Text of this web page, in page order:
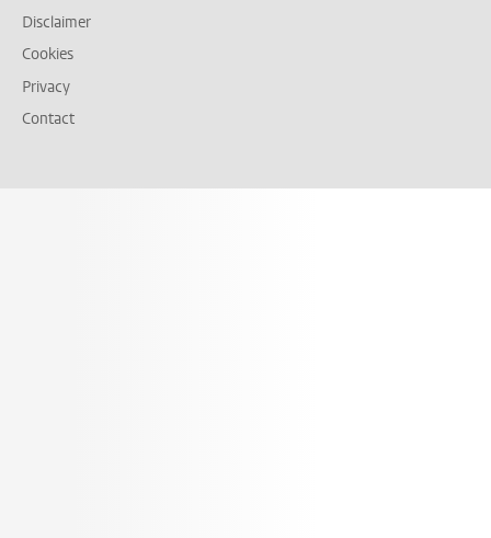
Disclaimer
Cookies
Privacy
Contact